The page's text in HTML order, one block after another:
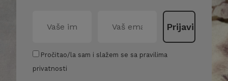
Pročitao/la sam i slažem se sa pravilima
privatnosti